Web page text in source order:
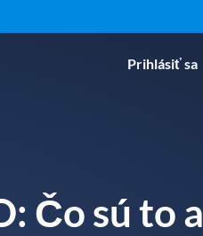
Prihlásiť sa
Čo sú to a